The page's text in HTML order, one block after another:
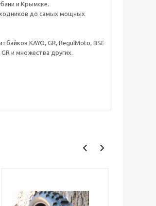
и Крымске.
до самых мощных
KAYO, GR, RegulMoto, BSE
и множества других.